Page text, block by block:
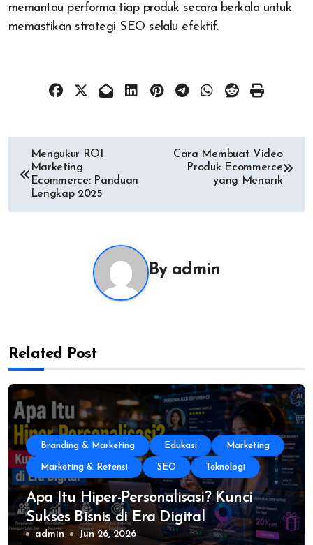
memantau performa tiap produk secara berkala untuk
memastikan strategi SEO selalu efektif.
Post
navigation
Mengukur ROI
Marketing
Ecommerce: Panduan
Lengkap 2025
Cara Membuat Video
Produk Ecommerce
yang Menarik
By admin
Related Post
Branding & Marketing Edukasi Marketing
Marketing & Retensi SEO Teknologi
Apa Itu Hiper-Personalisasi? Kunci
Sukses Bisnis di Era Digital
admin Jun 26, 2026